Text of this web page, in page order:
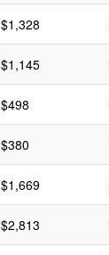
$1,328
$1,145
$498
$380
$1,669
$2,813